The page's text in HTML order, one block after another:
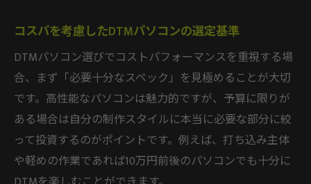
コスパを考慮したDTMパソコンの選定基準
DTMパソコン選びでコストパフォーマンスを重視する場
合、まず「必要十分なスペック」を見極めることが大切
です。高性能なパソコンは魅力的ですが、予算に限りが
ある場合は自分の制作スタイルに本当に必要な部分に絞
って投資するのがポイントです。例えば、打ち込み主体
や軽めの作業であれば10万円前後のパソコンでも十分に